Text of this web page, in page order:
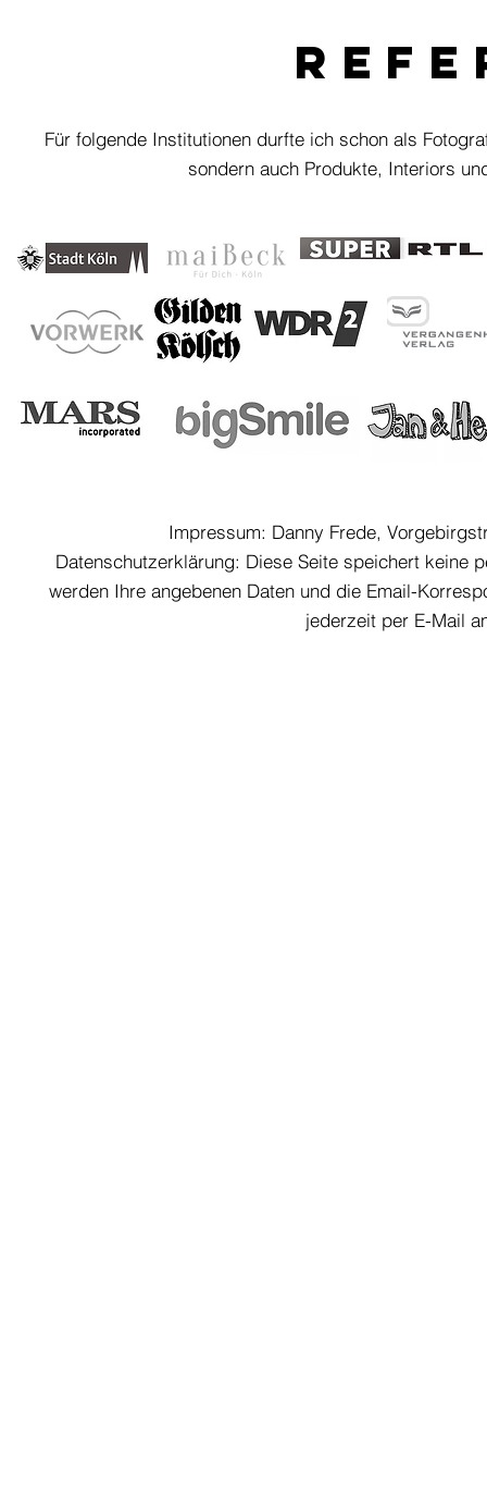
Für folgende Institutionen durfte ich schon als
sondern auch Produkte, Interiors
Impressum: Danny Frede,
Datenschutzerklärung: Diese Seite speichert keine
werden Ihre angebenen Daten und die Email-
jederzeit per E-Mail